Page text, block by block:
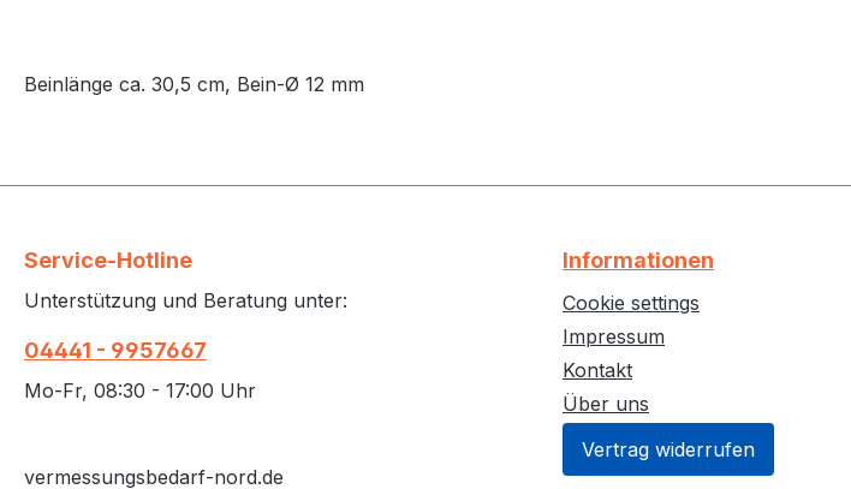
Beinlänge ca. 30,5 cm, Bein-Ø 12 mm
Service-Hotline
Unterstützung und Beratung unter:
04441 - 9957667
Mo-Fr, 08:30 - 17:00 Uhr
vermessungsbedarf-nord.de
Informationen
Cookie settings
Impressum
Kontakt
Über uns
Vertrag widerrufen